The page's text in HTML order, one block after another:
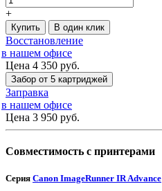
+
Купить В один клик
Восстановление
в нашем офисе
Цена 4 350 руб.
Забор от 5 картриджей
Заправка
в нашем офисе
Цена 3 950 руб.
Совместимость с принтерами
Серия Canon ImageRunner IR Advance